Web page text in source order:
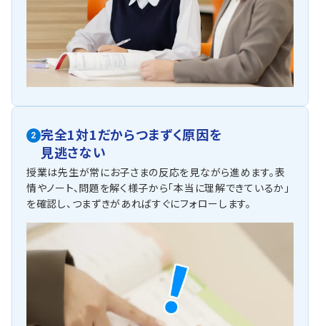
2 完全1対1だからつまずく原因を
見逃さない
授業は先生が常にお子さまの反応を見ながら進めます。表
情やノート、問題を解く様子から「本当に理解できているか」
を確認し、つまずきがあればすぐにフォローします。